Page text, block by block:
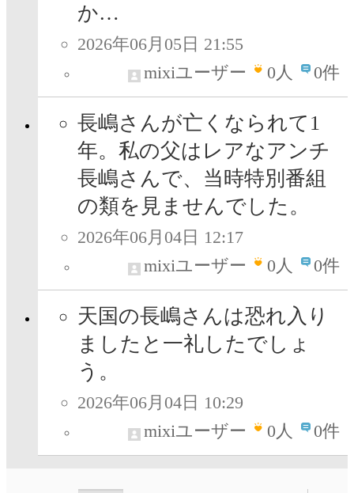
か…
2026年06月05日 21:55
mixiユーザー
0人 0件
長嶋さんが亡くなられて1
年。私の父はレアなアンチ
長嶋さんで、当時特別番組
の類を見ませんでした。
2026年06月04日 12:17
mixiユーザー
0人 0件
天国の長嶋さんは恐れ入り
ましたと一礼したでしょ
う。
2026年06月04日 10:29
mixiユーザー
0人 0件